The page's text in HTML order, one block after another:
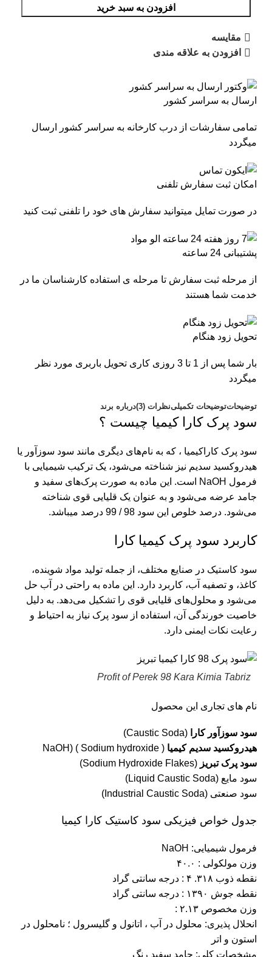
افزودن به سبد خرید
مقایسه
افزودن به علاقه مندی
ارسال به سراسر کشور
تمامی سفارشات از درب کارخانه به سراسر کشور ارسال
میگردد
امکان ثبت سفارش تلفنی
در صورت تمایل میتوانید سفارش های خود را تلفنی ثبت کنید
پشتیبانی 24 ساعته
از مرحله ثبت سفارش تا مرحله ی استفاده کارشناسان ما در
خدمت شما هستند
تحویل زود هنگام
بار شما پس از 1 تا 3 روزی کاری تحویل باربری مورد نظر
میگردد
توضیحاتتوضیحات تکمیلینظرات (3) درباره برند
سود پرک کارا کیمیا چیست ؟
سود پرک کاراکیمیا ، که به نام‌های دیگری مانند سود سوزآور یا
هیدروکسید سدیم نیز شناخته می‌شود، یک ترکیب شیمیایی با
فرمول NaOH است. این ماده به صورت پرک‌های سفید و
جامد عرضه می‌شود و به عنوان یک قلیایی قوی شناخته
می‌شود. درصد خلوص این سود 98 / 99 درصد میباشد.
کاربرد سود پرک کیمیا کارا
سود کاستیک در صنایع مختلف، از جمله تولید مواد شوینده،
کاغذ، و تصفیه آب، کاربرد دارد. این ماده به راحتی در آب حل
می‌شود و محلول‌های قلیایی قوی را تشکیل می‌دهد. به دلیل
خاصیت خورندگی آن، استفاده از سود پرک نیاز به احتیاط و
رعایت نکات ایمنی دارد.
Profit of Perek 98 Kara Kimia Tabriz
نام های تجاری این محصول
سود سوزآور کارا
(Caustic Soda)
هیدروکسید سدیم کیمیا ( Sodium hydroxide ) (NaOH
سود پرک تبریز (Sodium Hydroxide Flakes)
سود مایع (Liquid Caustic Soda)
سود صنعتی (Industrial Caustic Soda)
جدول خواص فیزیکی سود کاستیک کارا کیمیا
فرمول شیمیایی: NaOH
وزن مولکولی : ۴۰.۰
نقطه ذوب ۳۱۸. ۴ : درجه سانتی گراد
نقطه جوش ۱۳۹۰ : درجه سانتی گراد
وزن مخصوص ۲.۱۳ :
انحلال پذیری: محلول در آب ، اتانول و گلیسرول ؛ نامحلول در
استون و اتر
مشخصات کلی: جامد سفید رنگ